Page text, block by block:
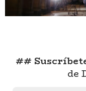
##
de